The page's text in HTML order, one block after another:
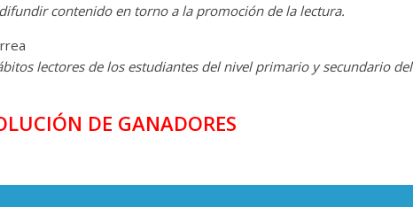
contenido en torno a la promoción de la lectura.
lectores de los estudiantes del nivel primario y secundario del
DE GANADORES